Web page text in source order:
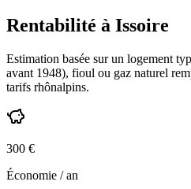
Rentabilité à Issoire
Estimation basée sur un logement
avant 1948), fioul ou gaz naturel
tarifs rhônalpins.
300 €
Économie / an